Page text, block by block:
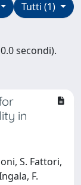
Tutti (1)
secondi).
in
S. Fattori,
F.